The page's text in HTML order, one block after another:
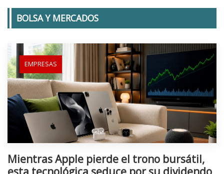
BOLSA Y MERCADOS
EMPRESAS
Mientras Apple pierde el trono bursátil,